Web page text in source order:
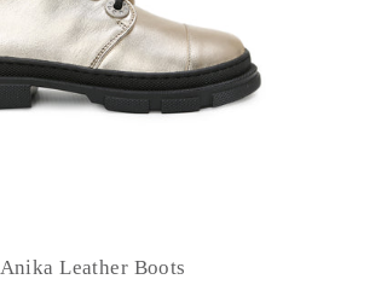
Anika Leather Boots